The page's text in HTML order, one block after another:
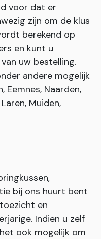
voor dat er
zijn om de klus
berekend op
en kunt u
uw bestelling.
andere mogelijk
Eemnes, Naarden,
Muiden,
bij ons huurt bent
en
Indien u zelf
ook mogelijk om